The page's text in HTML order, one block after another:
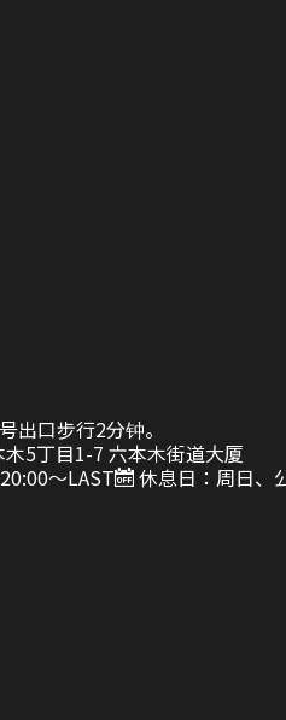
出口步行2分钟。
5丁目1-7 六本木街道大厦
～LAST 休息日：周日、